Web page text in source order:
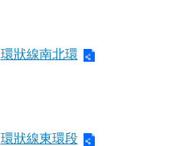
環狀線南北環
環狀線東環段